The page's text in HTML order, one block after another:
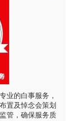
业的白事服务，
置及悼念会策划
管，确保服务质